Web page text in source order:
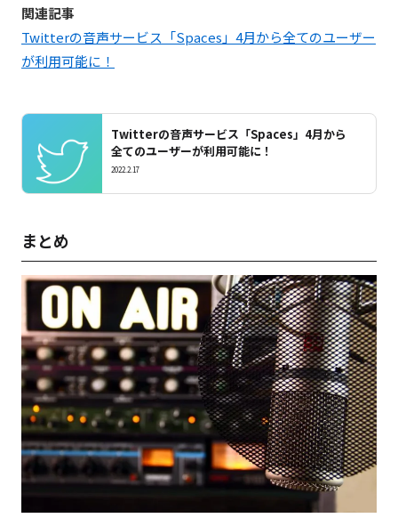
関連記事
Twitterの音声サービス「Spaces」4月から全てのユーザー
が利用可能に！
Twitterの音声サービス「Spaces」4月から
全てのユーザーが利用可能に！
2022.2.17
まとめ